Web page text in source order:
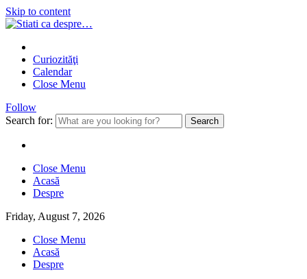
Skip to content
Curiozităţi
Calendar
Close Menu
Follow
Search for:
Close Menu
Acasă
Despre
Friday, August 7, 2026
Close Menu
Acasă
Despre